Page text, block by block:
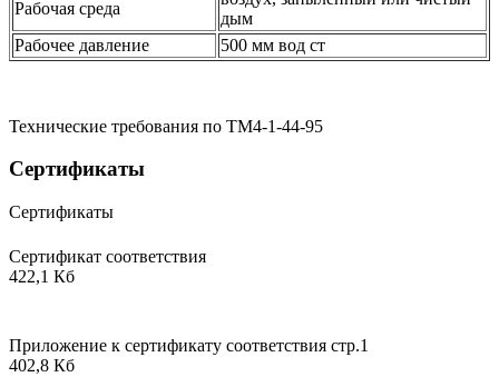
Рабочая среда
дым
Рабочее давление
500 мм вод ст
Технические требования по ТМ4-1-44-95
Сертификаты
Сертификаты
Сертификат соответствия
422,1 Кб
Приложение к сертификату соответствия стр.1
402,8 Кб